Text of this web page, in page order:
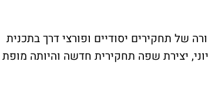
של תחקירים יסודיים ופורצי דרך בתכנית
יצירת שפה תחקירית חדשה והיותה מופת